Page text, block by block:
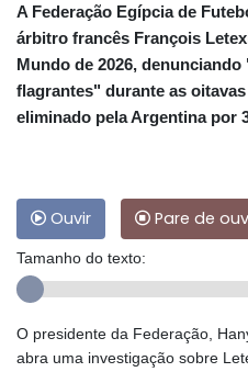
A Federação Egípcia de
árbitro francês François
Mundo de 2026,
flagrantes" durante as
eliminado pela Argentina por
Ouvir Pare de
Tamanho do texto:
O presidente da Federação,
abra uma investigação sobre